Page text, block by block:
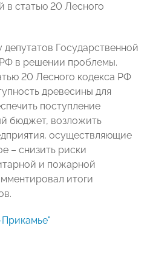
в статью 20 Лесного
Государственной
в решении проблемы.
20 Лесного кодекса РФ
древесины для
поступление
бюджет, возложить
осуществляющие
– снизить риски
и пожарной
итоги